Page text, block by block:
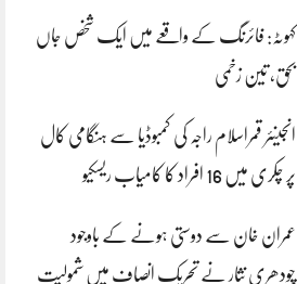
کہوٹہ: فائرنگ کے واقعے میں ایک شخص جاں
بحق، تین زخمی
انجینئر قمراسلام راجہ کی کمبوڈیا سے ہنگامی کال
پر چکری میں 16 افراد کا کامیاب ریسکیو
عمران خان سے دوستی ہونے کے باوجود
چودھری نثار نے تحریک انصاف میں شمولیت